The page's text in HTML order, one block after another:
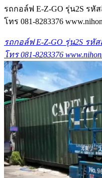
รถกอล์ฟ E-Z-GO รุ่น2S รหั
โทร 081-8283376
รถกอล์ฟ E-Z-GO รุ่น2S รหั
โทร 081-8283376